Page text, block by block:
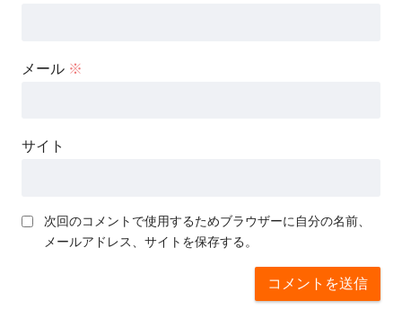
メール ※
サイト
次回のコメントで使用するためブラウザーに自分の名前、
メールアドレス、サイトを保存する。